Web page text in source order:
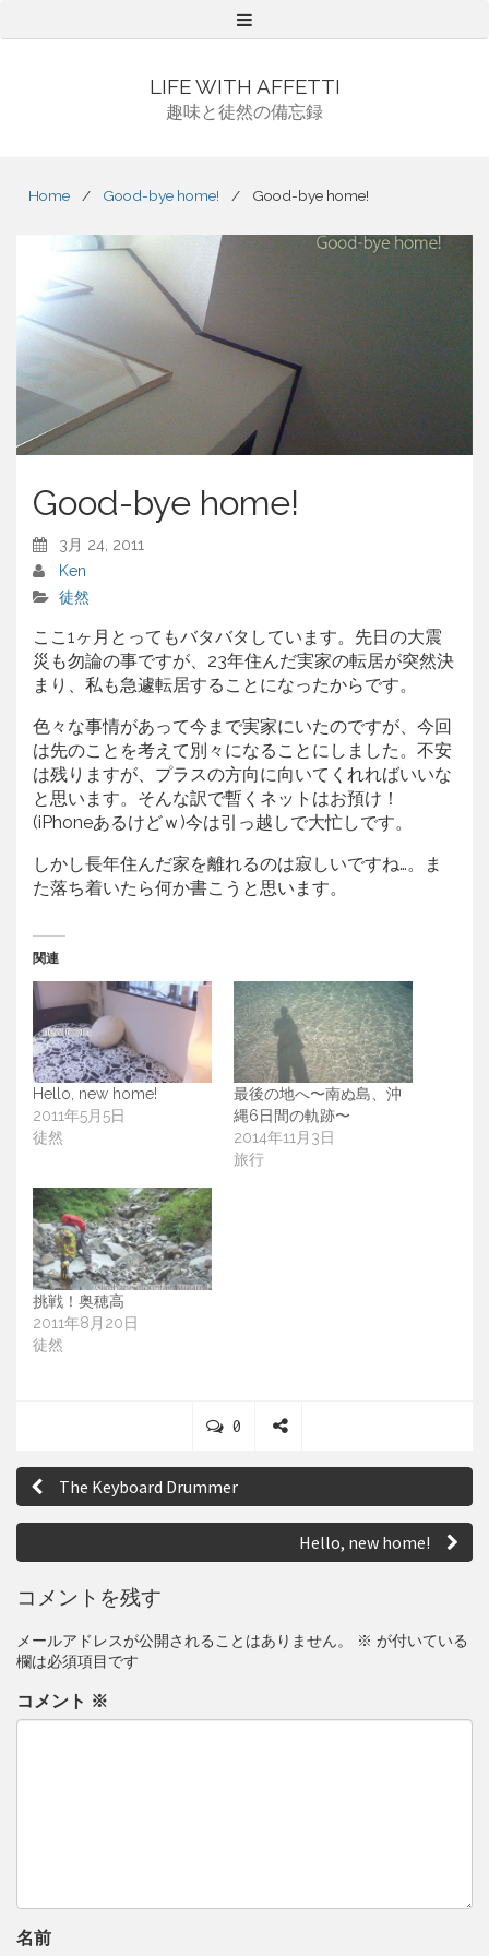
Menu
LIFE WITH AFFETTI
趣味と徒然の備忘録
Home / Good-bye home! / Good-bye home!
Good-bye home!
3月 24, 2011
Ken
徒然
ここ1ヶ月とってもバタバタしています。先日の大震
災も勿論の事ですが、23年住んだ実家の転居が突然決
まり、私も急遽転居することになったからです。
色々な事情があって今まで実家にいたのですが、今回
は先のことを考えて別々になることにしました。不安
は残りますが、プラスの方向に向いてくれればいいな
と思います。そんな訳で暫くネットはお預け！
(iPhoneあるけどｗ)今は引っ越しで大忙しです。
しかし長年住んだ家を離れるのは寂しいですね…。ま
た落ち着いたら何か書こうと思います。
関連
Hello, new home!
2011年5月5日
徒然
最後の地へ〜南ぬ島、沖
縄6日間の軌跡〜
2014年11月3日
旅行
挑戦！奥穂高
2011年8月20日
徒然
0C
m
t
h
投
稿
ゲ
ー
シ
ョ
The Keyboard Drummer
Hello, new home!
コメントを残す
メールアドレスが公開されることはありません。 ※ が付いている
欄は必須項目です
コメント ※
名前